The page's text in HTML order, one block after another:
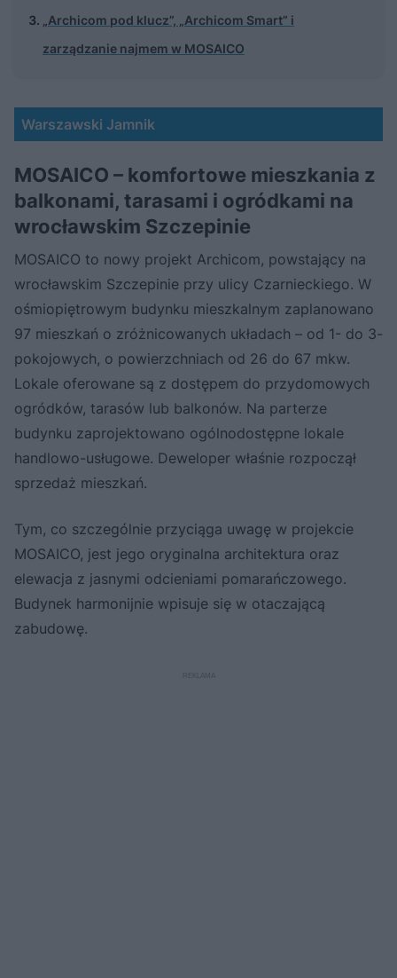
„Archicom pod klucz”, „Archicom Smart” i
zarządzanie najmem w MOSAICO
Warszawski Jamnik
MOSAICO – komfortowe mieszkania z
balkonami, tarasami i ogródkami na
wrocławskim Szczepinie
MOSAICO to nowy projekt Archicom, powstający na
wrocławskim Szczepinie przy ulicy Czarnieckiego. W
ośmiopiętrowym budynku mieszkalnym zaplanowano
97 mieszkań o zróżnicowanych układach – od 1- do 3-
pokojowych, o powierzchniach od 26 do 67 mkw.
Lokale oferowane są z dostępem do przydomowych
ogródków, tarasów lub balkonów. Na parterze
budynku zaprojektowano ogólnodostępne lokale
handlowo-usługowe. Deweloper właśnie rozpoczął
sprzedaż mieszkań.
Tym, co szczególnie przyciąga uwagę w projekcie
MOSAICO, jest jego oryginalna architektura oraz
elewacja z jasnymi odcieniami pomarańczowego.
Budynek harmonijnie wpisuje się w otaczającą
zabudowę.